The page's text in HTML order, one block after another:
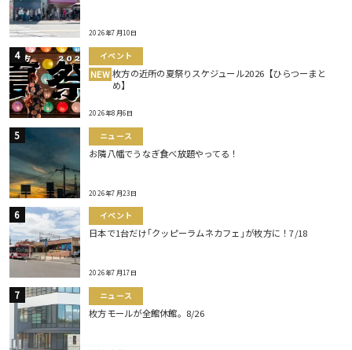
2026年7月10日
イベント
NEW 枚方の近所の夏祭りスケジュール2026【ひらつーまと
め】
2026年8月6日
ニュース
お隣八幡でうなぎ食べ放題やってる！
2026年7月23日
イベント
日本で1台だけ｢クッピーラムネカフェ｣が枚方に！7/18
2026年7月17日
ニュース
枚方モールが全館休館。8/26